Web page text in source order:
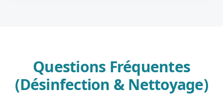
Questions Fréquentes
(Désinfection & Nettoyage)